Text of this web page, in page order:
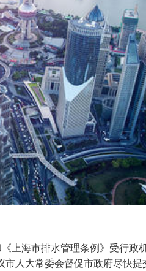
上海市排水管理条例》受行政
人大常委会督促市政府尽快提